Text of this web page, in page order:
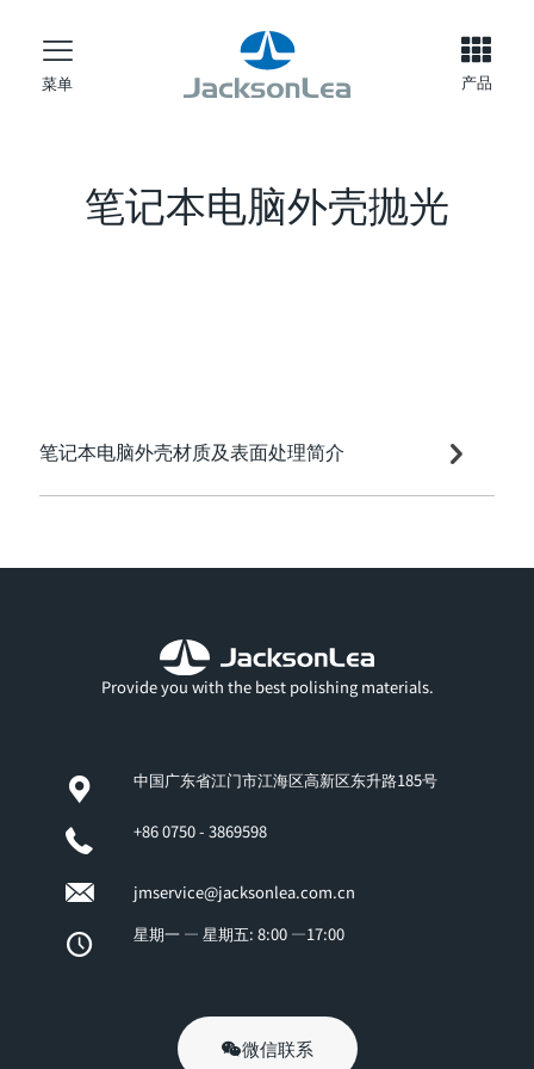
菜单 产品
笔记本电脑外壳抛光
笔记本电脑外壳材质及表面处理简介
Provide you with the best polishing materials.
中国广东省江门市江海区高新区东升路185号
+86 0750 - 3869598
jmservice@jacksonlea.com.cn
星期一 — 星期五: 8:00 —17:00
微信联系